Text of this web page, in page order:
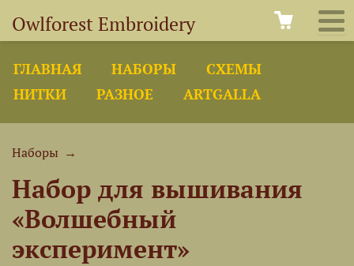
Owlforest Embroidery
ГЛАВНАЯ НАБОРЫ
СХЕМЫ
НИТКИ
РАЗНОЕ ARTGALLA
Наборы →
Набор для вышивания
«Волшебный
эксперимент»